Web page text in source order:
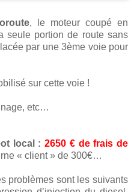
, le moteur coupé en
seule portion de route sans
par une 3ème voie pour
sur cette voie !
etc…
local :2650 € de frais de
« client » de 300€…
problèmes sont les suivants